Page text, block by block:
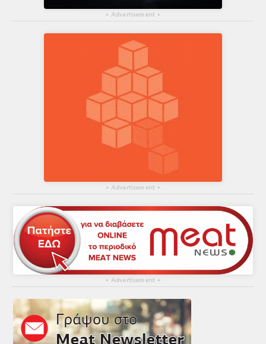
▴ Advertisement ▴
▴ Advertisement ▴
▴ Advertisement ▴